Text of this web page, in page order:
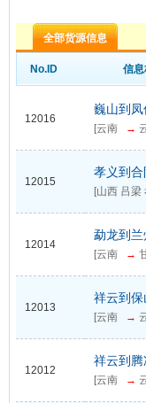
全部货源信息
No.ID 信
12016
巍山到
[云南 →
12015
孝义到
[山西 吕梁
12014
勐龙到
[云南 →
12013
祥云到
[云南 →
12012
祥云到
[云南 →